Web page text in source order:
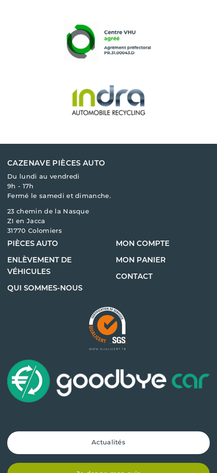
CAZENAVE PIÈCES AUTO
Du lundi au vendredi
9h - 17h
Fermé le samedi et dimanche.
23 chemin de la Nasque
ZI en Jacca
31770 Colomiers
PIÈCES AUTO
ENLÈVEMENT DE
VÉHICULES
QUI SOMMES-NOUS
MON COMPTE
MON PANIER
CONTACT
Actualités